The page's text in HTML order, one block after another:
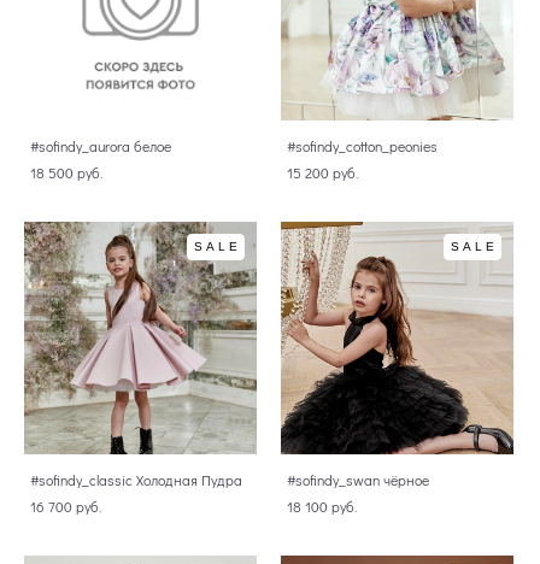
#sofindy_aurora белое
18 500 pуб.
#sofindy_cotton_peonies
15 200 pуб.
SALE
#sofindy_classic Холодная Пудра
16 700 pуб.
SALE
#sofindy_swan чёрное
18 100 pуб.